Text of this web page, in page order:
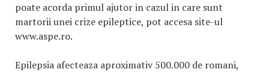
poate acorda primul ajutor in cazul in care sunt
martorii unei crize epileptice, pot accesa site-ul
www.aspe.ro.
Epilepsia afecteaza aproximativ 500.000 de romani,